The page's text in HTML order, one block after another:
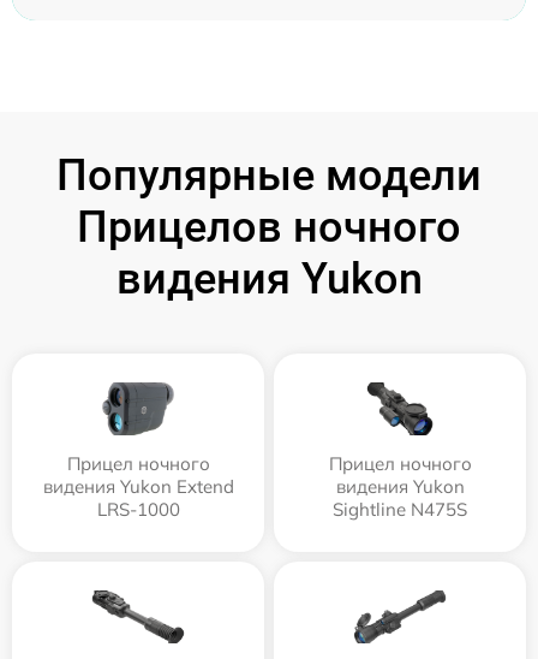
Популярные модели
Прицелов ночного
видения Yukon
Прицел ночного
видения Yukon Extend
LRS-1000
Прицел ночного
видения Yukon
Sightline N475S